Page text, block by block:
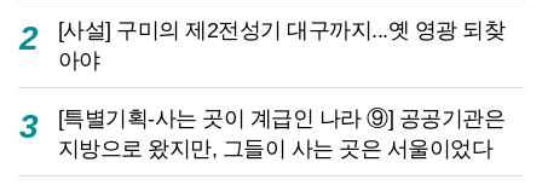
2
[사설] 구미의 제2전성기 대구까지...옛 영광 되찾
아야
3
[특별기획-사는 곳이 계급인 나라 ⑨] 공공기관은
지방으로 왔지만, 그들이 사는 곳은 서울이었다